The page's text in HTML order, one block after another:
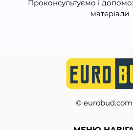
Проконсультуємо і
матеріали
©